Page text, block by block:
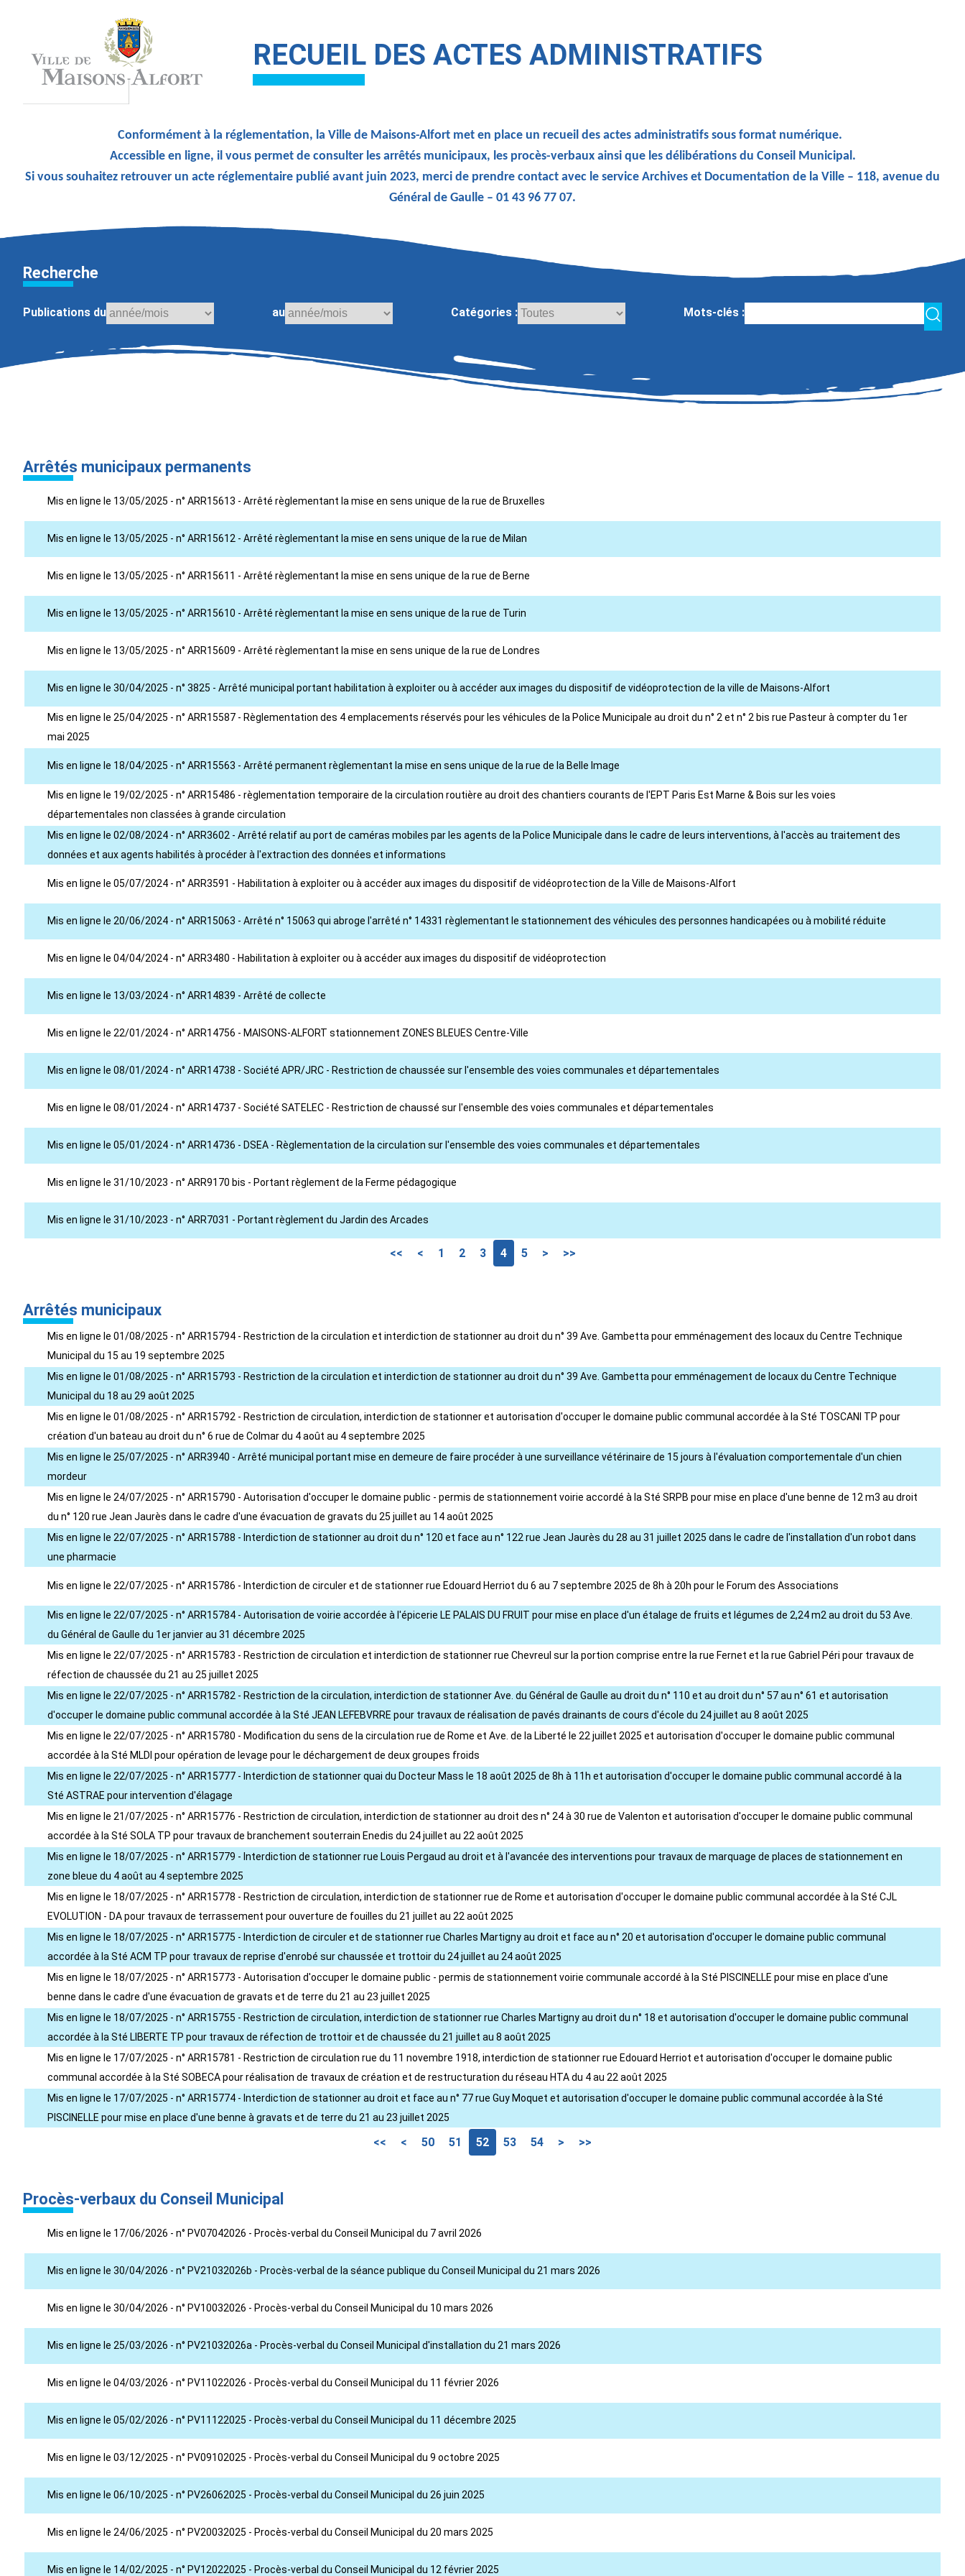
RECUEIL DES ACTES ADMINISTRATIFS
Conformément à la réglementation, la Ville de Maisons-Alfort met en place un recueil des actes administratifs sous format numérique.
Accessible en ligne, il vous permet de consulter les arrêtés municipaux, les procès-verbaux ainsi que les délibérations du Conseil Municipal.
Si vous souhaitez retrouver un acte réglementaire publié avant juin 2023, merci de prendre contact avec le service Archives et Documentation de la Ville – 118, avenue du
Général de Gaulle – 01 43 96 77 07.
Recherche
Publications du au Catégories : Mots-clés :
Arrêtés municipaux permanents
Mis en ligne le 13/05/2025 - n° ARR15613 - Arrêté règlementant la mise en sens unique de la rue de Bruxelles
Mis en ligne le 13/05/2025 - n° ARR15612 - Arrêté règlementant la mise en sens unique de la rue de Milan
Mis en ligne le 13/05/2025 - n° ARR15611 - Arrêté règlementant la mise en sens unique de la rue de Berne
Mis en ligne le 13/05/2025 - n° ARR15610 - Arrêté règlementant la mise en sens unique de la rue de Turin
Mis en ligne le 13/05/2025 - n° ARR15609 - Arrêté règlementant la mise en sens unique de la rue de Londres
Mis en ligne le 30/04/2025 - n° 3825 - Arrêté municipal portant habilitation à exploiter ou à accéder aux images du dispositif de vidéoprotection de la ville de Maisons-Alfort
Mis en ligne le 25/04/2025 - n° ARR15587 - Règlementation des 4 emplacements réservés pour les véhicules de la Police Municipale au droit du n° 2 et n° 2 bis rue Pasteur à compter du 1er
mai 2025
Mis en ligne le 18/04/2025 - n° ARR15563 - Arrêté permanent règlementant la mise en sens unique de la rue de la Belle Image
Mis en ligne le 19/02/2025 - n° ARR15486 - règlementation temporaire de la circulation routière au droit des chantiers courants de l'EPT Paris Est Marne & Bois sur les voies
départementales non classées à grande circulation
Mis en ligne le 02/08/2024 - n° ARR3602 - Arrêté relatif au port de caméras mobiles par les agents de la Police Municipale dans le cadre de leurs interventions, à l'accès au traitement des
données et aux agents habilités à procéder à l'extraction des données et informations
Mis en ligne le 05/07/2024 - n° ARR3591 - Habilitation à exploiter ou à accéder aux images du dispositif de vidéoprotection de la Ville de Maisons-Alfort
Mis en ligne le 20/06/2024 - n° ARR15063 - Arrêté n° 15063 qui abroge l'arrêté n° 14331 règlementant le stationnement des véhicules des personnes handicapées ou à mobilité réduite
Mis en ligne le 04/04/2024 - n° ARR3480 - Habilitation à exploiter ou à accéder aux images du dispositif de vidéoprotection
Mis en ligne le 13/03/2024 - n° ARR14839 - Arrêté de collecte
Mis en ligne le 22/01/2024 - n° ARR14756 - MAISONS-ALFORT stationnement ZONES BLEUES Centre-Ville
Mis en ligne le 08/01/2024 - n° ARR14738 - Société APR/JRC - Restriction de chaussée sur l'ensemble des voies communales et départementales
Mis en ligne le 08/01/2024 - n° ARR14737 - Société SATELEC - Restriction de chaussé sur l'ensemble des voies communales et départementales
Mis en ligne le 05/01/2024 - n° ARR14736 - DSEA - Règlementation de la circulation sur l'ensemble des voies communales et départementales
Mis en ligne le 31/10/2023 - n° ARR9170 bis - Portant règlement de la Ferme pédagogique
Mis en ligne le 31/10/2023 - n° ARR7031 - Portant règlement du Jardin des Arcades
<< < 1 2 3 4 5 > >>
Arrêtés municipaux
Mis en ligne le 01/08/2025 - n° ARR15794 - Restriction de la circulation et interdiction de stationner au droit du n° 39 Ave. Gambetta pour emménagement des locaux du Centre Technique
Municipal du 15 au 19 septembre 2025
Mis en ligne le 01/08/2025 - n° ARR15793 - Restriction de la circulation et interdiction de stationner au droit du n° 39 Ave. Gambetta pour emménagement de locaux du Centre Technique
Municipal du 18 au 29 août 2025
Mis en ligne le 01/08/2025 - n° ARR15792 - Restriction de circulation, interdiction de stationner et autorisation d'occuper le domaine public communal accordée à la Sté TOSCANI TP pour
création d'un bateau au droit du n° 6 rue de Colmar du 4 août au 4 septembre 2025
Mis en ligne le 25/07/2025 - n° ARR3940 - Arrêté municipal portant mise en demeure de faire procéder à une surveillance vétérinaire de 15 jours à l'évaluation comportementale d'un chien
mordeur
Mis en ligne le 24/07/2025 - n° ARR15790 - Autorisation d'occuper le domaine public - permis de stationnement voirie accordé à la Sté SRPB pour mise en place d'une benne de 12 m3 au droit
du n° 120 rue Jean Jaurès dans le cadre d'une évacuation de gravats du 25 juillet au 14 août 2025
Mis en ligne le 22/07/2025 - n° ARR15788 - Interdiction de stationner au droit du n° 120 et face au n° 122 rue Jean Jaurès du 28 au 31 juillet 2025 dans le cadre de l'installation d'un robot dans
une pharmacie
Mis en ligne le 22/07/2025 - n° ARR15786 - Interdiction de circuler et de stationner rue Edouard Herriot du 6 au 7 septembre 2025 de 8h à 20h pour le Forum des Associations
Mis en ligne le 22/07/2025 - n° ARR15784 - Autorisation de voirie accordée à l'épicerie LE PALAIS DU FRUIT pour mise en place d'un étalage de fruits et légumes de 2,24 m2 au droit du 53 Ave.
du Général de Gaulle du 1er janvier au 31 décembre 2025
Mis en ligne le 22/07/2025 - n° ARR15783 - Restriction de circulation et interdiction de stationner rue Chevreul sur la portion comprise entre la rue Fernet et la rue Gabriel Péri pour travaux de
réfection de chaussée du 21 au 25 juillet 2025
Mis en ligne le 22/07/2025 - n° ARR15782 - Restriction de la circulation, interdiction de stationner Ave. du Général de Gaulle au droit du n° 110 et au droit du n° 57 au n° 61 et autorisation
d'occuper le domaine public communal accordée à la Sté JEAN LEFEBVRRE pour travaux de réalisation de pavés drainants de cours d'école du 24 juillet au 8 août 2025
Mis en ligne le 22/07/2025 - n° ARR15780 - Modification du sens de la circulation rue de Rome et Ave. de la Liberté le 22 juillet 2025 et autorisation d'occuper le domaine public communal
accordée à la Sté MLDI pour opération de levage pour le déchargement de deux groupes froids
Mis en ligne le 22/07/2025 - n° ARR15777 - Interdiction de stationner quai du Docteur Mass le 18 août 2025 de 8h à 11h et autorisation d'occuper le domaine public communal accordé à la
Sté ASTRAE pour intervention d'élagage
Mis en ligne le 21/07/2025 - n° ARR15776 - Restriction de circulation, interdiction de stationner au droit des n° 24 à 30 rue de Valenton et autorisation d'occuper le domaine public communal
accordée à la Sté SOLA TP pour travaux de branchement souterrain Enedis du 24 juillet au 22 août 2025
Mis en ligne le 18/07/2025 - n° ARR15779 - Interdiction de stationner rue Louis Pergaud au droit et à l'avancée des interventions pour travaux de marquage de places de stationnement en
zone bleue du 4 août au 4 septembre 2025
Mis en ligne le 18/07/2025 - n° ARR15778 - Restriction de circulation, interdiction de stationner rue de Rome et autorisation d'occuper le domaine public communal accordée à la Sté CJL
EVOLUTION - DA pour travaux de terrassement pour ouverture de fouilles du 21 juillet au 22 août 2025
Mis en ligne le 18/07/2025 - n° ARR15775 - Interdiction de circuler et de stationner rue Charles Martigny au droit et face au n° 20 et autorisation d'occuper le domaine public communal
accordée à la Sté ACM TP pour travaux de reprise d'enrobé sur chaussée et trottoir du 24 juillet au 24 août 2025
Mis en ligne le 18/07/2025 - n° ARR15773 - Autorisation d'occuper le domaine public - permis de stationnement voirie communale accordé à la Sté PISCINELLE pour mise en place d'une
benne dans le cadre d'une évacuation de gravats et de terre du 21 au 23 juillet 2025
Mis en ligne le 18/07/2025 - n° ARR15755 - Restriction de circulation, interdiction de stationner rue Charles Martigny au droit du n° 18 et autorisation d'occuper le domaine public communal
accordée à la Sté LIBERTE TP pour travaux de réfection de trottoir et de chaussée du 21 juillet au 8 août 2025
Mis en ligne le 17/07/2025 - n° ARR15781 - Restriction de circulation rue du 11 novembre 1918, interdiction de stationner rue Edouard Herriot et autorisation d'occuper le domaine public
communal accordée à la Sté SOBECA pour réalisation de travaux de création et de restructuration du réseau HTA du 4 au 22 août 2025
Mis en ligne le 17/07/2025 - n° ARR15774 - Interdiction de stationner au droit et face au n° 77 rue Guy Moquet et autorisation d'occuper le domaine public communal accordée à la Sté
PISCINELLE pour mise en place d'une benne à gravats et de terre du 21 au 23 juillet 2025
<< < 50 51 52 53 54 > >>
Procès-verbaux du Conseil Municipal
Mis en ligne le 17/06/2026 - n° PV07042026 - Procès-verbal du Conseil Municipal du 7 avril 2026
Mis en ligne le 30/04/2026 - n° PV21032026b - Procès-verbal de la séance publique du Conseil Municipal du 21 mars 2026
Mis en ligne le 30/04/2026 - n° PV10032026 - Procès-verbal du Conseil Municipal du 10 mars 2026
Mis en ligne le 25/03/2026 - n° PV21032026a - Procès-verbal du Conseil Municipal d'installation du 21 mars 2026
Mis en ligne le 04/03/2026 - n° PV11022026 - Procès-verbal du Conseil Municipal du 11 février 2026
Mis en ligne le 05/02/2026 - n° PV11122025 - Procès-verbal du Conseil Municipal du 11 décembre 2025
Mis en ligne le 03/12/2025 - n° PV09102025 - Procès-verbal du Conseil Municipal du 9 octobre 2025
Mis en ligne le 06/10/2025 - n° PV26062025 - Procès-verbal du Conseil Municipal du 26 juin 2025
Mis en ligne le 24/06/2025 - n° PV20032025 - Procès-verbal du Conseil Municipal du 20 mars 2025
Mis en ligne le 14/02/2025 - n° PV12022025 - Procès-verbal du Conseil Municipal du 12 février 2025